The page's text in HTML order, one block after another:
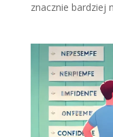
znacznie bardziej